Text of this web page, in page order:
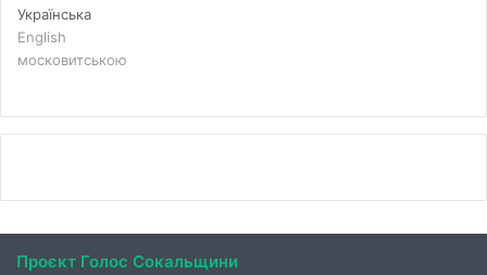
Українська
English
московитською
Проєкт Голос Сокальщини